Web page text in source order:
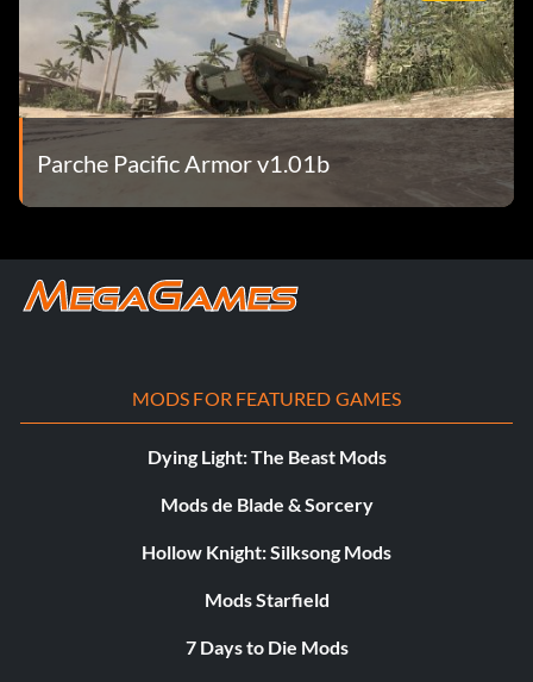
Parche Pacific Armor v1.01b
MODS FOR FEATURED GAMES
Dying Light: The Beast Mods
Mods de Blade & Sorcery
Hollow Knight: Silksong Mods
Mods Starfield
7 Days to Die Mods